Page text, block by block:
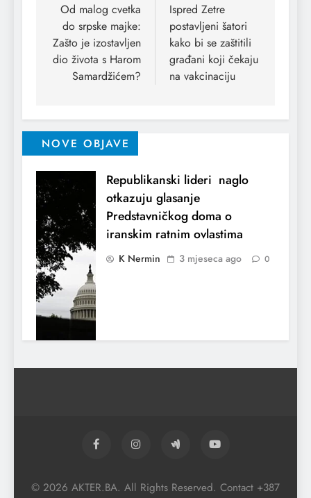
Od malog cvetka
do srpske majke:
Zašto je izostavljen
dio života s Harom
Samardžićem?
Ispred Zetre
postavljeni šatori
kako bi se zaštitili
građani koji čekaju
na vakcinaciju
NOVE OBJAVE
Republikanski lideri naglo
otkazuju glasanje
Predstavničkog doma o
iranskim ratnim ovlastima
K Nermin 3 mjeseca ago 0
El Nino utiče na živote stotina miliona
K Nermin 3 mjeseca ago 0
© 2026 AKTER.BA. All Rights Reserved. Contact +387